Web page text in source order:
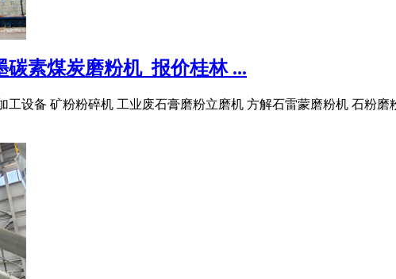
素煤炭磨粉机_报价桂林 ...
设备 矿粉粉碎机 工业废石膏磨粉立磨机 方解石雷蒙磨粉机 石粉磨